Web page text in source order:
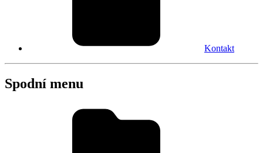
Kontakt
Spodní menu